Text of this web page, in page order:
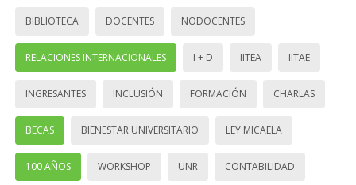
BIBLIOTECA DOCENTES NODOCENTES
RELACIONES INTERNACIONALES I + D IITEA IITAE
INGRESANTES INCLUSIÓN FORMACIÓN CHARLAS
BECAS BIENESTAR UNIVERSITARIO LEY MICAELA
100 AÑOS WORKSHOP UNR CONTABILIDAD